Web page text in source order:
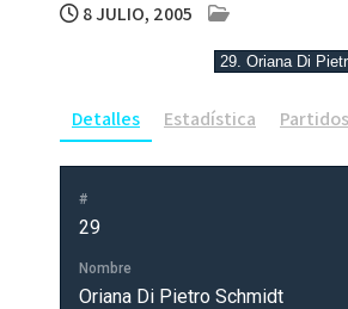
8 JULIO, 2005
Detalles Estadística Partidos
#
29
Nombre
Oriana Di Pietro Schmidt